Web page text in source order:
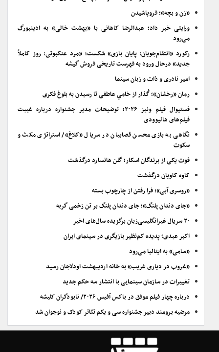
«زن و بچه»؛ فروپاشیدن
ورایتی خبر داد؛ عبدالرضا کاهانی با «بهشت خالی» به ادینبورگ
می‌رود
رکورد «انتقام‌جویان: پایان بازی» شکست؛ «مرد عنکبوتی: روز کاملاً
جدید» درحال ورود به فهرست تاریخی فروش گیشه
امیر نادری و ذات و زبان سینما
رمان «رخشان»؛ گُذار از خامیِ عاطفی تا رسیدن به بلوغ فکری
فستیوال فیلم ونیز ۲۰۲۶؛ توضیحات مدیر جشنواره درباره غیبت
فیلم‌های هالیوودی
نگاهی به بازی محسن قصابیان در سریال «کلاغ»/ استراتژی مکث و
سکوت
فوت یکی از برندگان اسکار؛ گلن هانسارد درگذشت
کاوه کاویان درگذشت
«روسری آبی»؛ فرا رفتن از چارچوب بسته
«جای دندان پلنگ»؛ جای دندان پلنگ بر تن زخمی گربه
۲۰ سریال غیرانگلیسی‌زبان برگزیده سال‌های اخیر
اکبر عبدی؛ پدیده کم‌نظیر بازیگری در سینمای ایران
«سامی» به ایتالیا می‌رود
«غروب در دیاری غریب» به خانه اردیبهشت اودلاجان رسید
تغییرات در سازمان سینمایی با انتشار سه حکم جدید
درباره چهار فیلم موفق در باکس آفیس ۲۰۲۶/ نابودگران کلیشه
مرضیه برومند دبیر جشنواره سی و یکم تئاتر کودک و نوجوان شد